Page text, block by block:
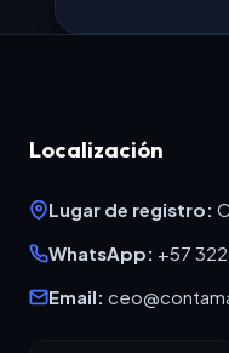
Localización
Lugar de registro:
WhatsApp: +57
Email: